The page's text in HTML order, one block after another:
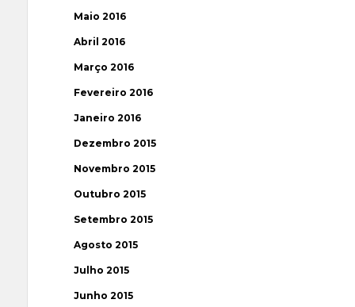
Maio 2016
Abril 2016
Março 2016
Fevereiro 2016
Janeiro 2016
Dezembro 2015
Novembro 2015
Outubro 2015
Setembro 2015
Agosto 2015
Julho 2015
Junho 2015